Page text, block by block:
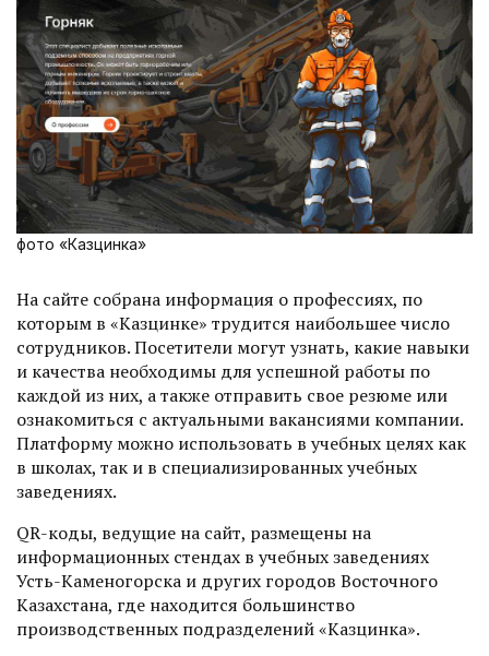
фото «Казцинка»
На сайте собрана информация о профессиях, по
которым в «Казцинке» трудится наибольшее число
сотрудников. Посетители могут узнать, какие навыки
и качества необходимы для успешной работы по
каждой из них, а также отправить свое резюме или
озна­комиться с актуальными вакансиями компании.
Платформу можно использовать в учебных целях как
в школах, так и в специа­лизированных учебных
заведениях.
QR-коды, ведущие на сайт, размещены на
информационных стендах в учебных заведениях
Усть-Каменогорска и других городов Восточного
Казахстана, где находится большинство
производственных подразделений «Казцинка».